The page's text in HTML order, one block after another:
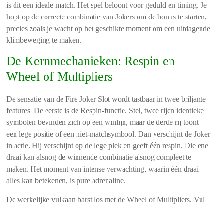
is dit een ideale match. Het spel beloont voor geduld en timing. Je
hopt op de correcte combinatie van Jokers om de bonus te starten,
precies zoals je wacht op het geschikte moment om een uitdagende
klimbeweging te maken.
De Kernmechanieken: Respin en
Wheel of Multipliers
De sensatie van de Fire Joker Slot wordt tastbaar in twee briljante
features. De eerste is de Respin-functie. Stel, twee rijen identieke
symbolen bevinden zich op een winlijn, maar de derde rij toont
een lege positie of een niet-matchsymbool. Dan verschijnt de Joker
in actie. Hij verschijnt op de lege plek en geeft één respin. Die ene
draai kan alsnog de winnende combinatie alsnog compleet te
maken. Het moment van intense verwachting, waarin één draai
alles kan betekenen, is pure adrenaline.
De werkelijke vulkaan barst los met de Wheel of Multipliers. Vul